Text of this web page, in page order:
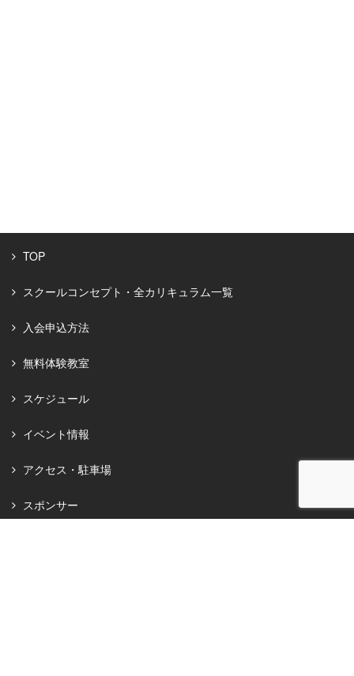
TOP
スクールコンセプト・全カリキュラム一覧
入会申込方法
無料体験教室
スケジュール
イベント情報
アクセス・駐車場
スポンサー